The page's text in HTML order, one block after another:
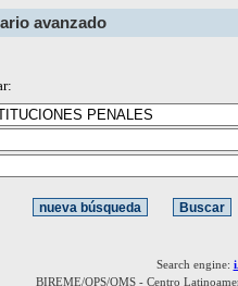
avanzado
Search engine:
BIREME/OPS/OMS - Centro